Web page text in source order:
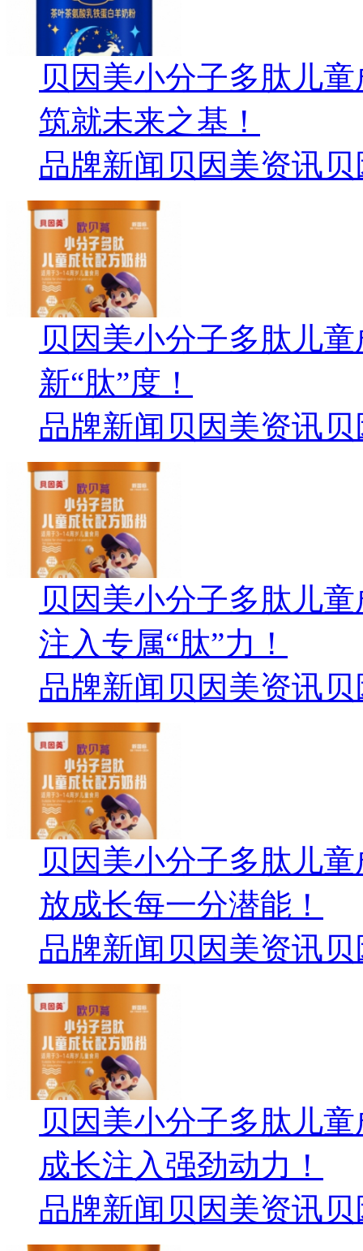
贝因美小分子多肽儿
筑就未来之基！
品牌新闻 贝因美资讯
贝因美小分子多肽儿
新“肽”度！
品牌新闻 贝因美资讯
贝因美小分子多肽儿
注入专属“肽”力！
品牌新闻 贝因美资讯
贝因美小分子多肽儿
放成长每一分潜能！
品牌新闻 贝因美资讯
贝因美小分子多肽儿
成长注入强劲动力！
品牌新闻 贝因美资讯